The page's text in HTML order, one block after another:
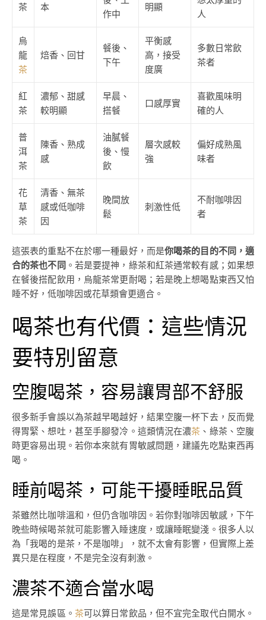
茶 本
作中
明顯
人
烏
龍
茶
焙香、回甘
餐後、
下午
平衡感
高，接受
度廣
多數日常飲
茶者
紅
茶
濃郁、甜感
較明顯
早晨、
搭餐
口感厚實
喜歡風味明
確的人
普
洱
茶
陳香、熟成
感
油膩餐
後、慢
飲
層次感較
強
偏好成熟風
味者
花
草
茶
清香、無茶
感或低咖啡
因
晚間放
鬆
刺激性低
不耐咖啡因
者
這張表的重點不在於哪一種最好，而是你喝茶的目的不同，適
合的茶也不同 。若是要提神，綠茶和紅茶通常較有感；如果想
在餐後搭配飲用，烏龍茶常更耐喝；若是晚上想喝點東西又怕
睡不好，低咖啡因或花草類會更適合。
喝茶也有代價：這些情況
要特別留意
空腹喝茶，容易讓胃部不舒服
很多新手會誤以為茶越早喝越好，結果空腹一杯下去，反而覺
得胃緊、想吐，甚至手腳發冷。這類情況在濃茶 、綠茶、空腹
時更容易出現。若你本來就有胃敏感問題，建議先吃點東西再
喝。
睡前喝茶，可能干擾睡眠品質
茶雖然比咖啡溫和，但仍含咖啡因。若你對咖啡因敏感，下午
晚些時候喝茶就可能影響入睡速度，或讓睡眠變淺。很多人以
為「我喝的是茶，不是咖啡」，就不太會有影響，但實際上差
異只是在程度，不是完全沒有刺激。
濃茶不適合當水喝
這是常見誤區。 茶可以算日常飲品，但不宜完全取代白開水。